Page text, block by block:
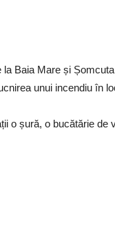
la Baia Mare și
unui incendiu în
o șură, o bucătărie de